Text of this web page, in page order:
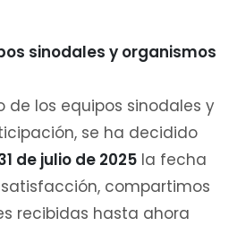
sinodales y organismos
de los equipos sinodales y
se ha decidido
de julio de 2025 la fecha
compartimos
recibidas hasta ahora